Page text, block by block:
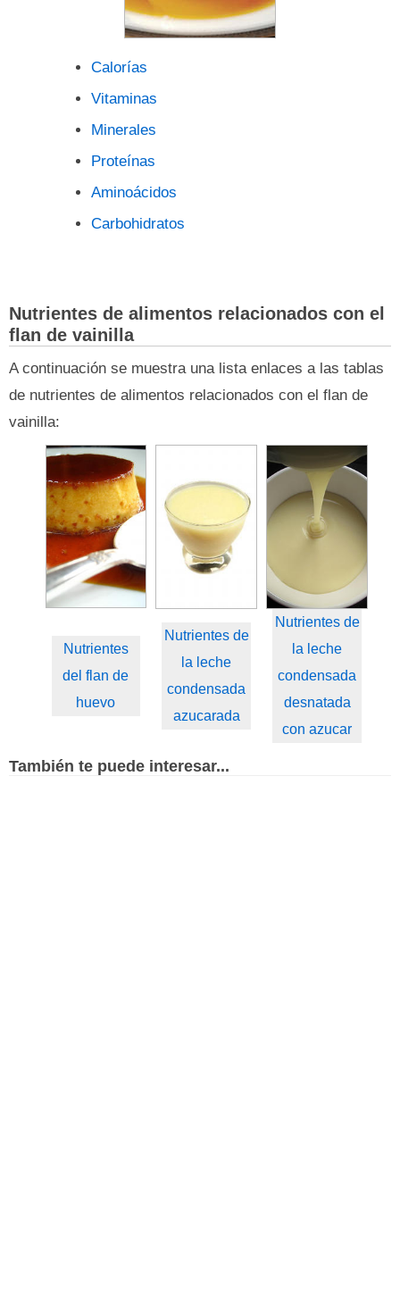
Calorías
Vitaminas
Minerales
Proteínas
Aminoácidos
Carbohidratos
Nutrientes de alimentos relacionados con el
flan de vainilla
A continuación se muestra una lista enlaces a las tablas
de nutrientes de alimentos relacionados con el flan de
vainilla:
Nutrientes
del flan de
huevo
Nutrientes de
la leche
condensada
azucarada
Nutrientes de
la leche
condensada
desnatada
con azucar
También te puede interesar...